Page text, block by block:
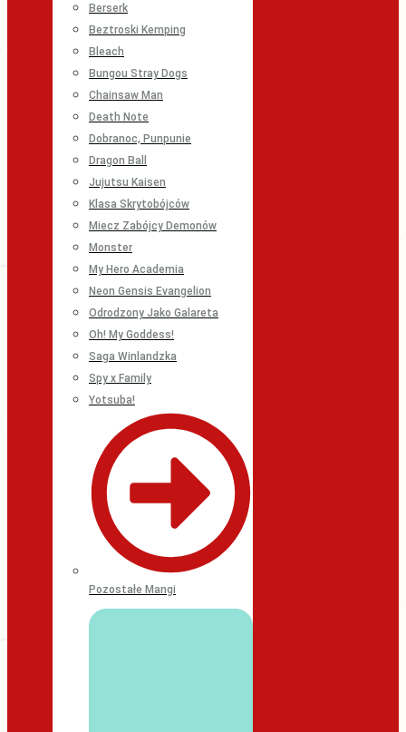
Berserk
Beztroski Kemping
Bleach
Bungou Stray Dogs
Chainsaw Man
Death Note
Dobranoc, Punpunie
Dragon Ball
Jujutsu Kaisen
Klasa Skrytobójców
Miecz Zabójcy Demonów
Monster
My Hero Academia
Neon Gensis Evangelion
Odrodzony Jako Galareta
Oh! My Goddess!
Saga Winlandzka
Spy x Family
Yotsuba!
Pozostałe Mangi